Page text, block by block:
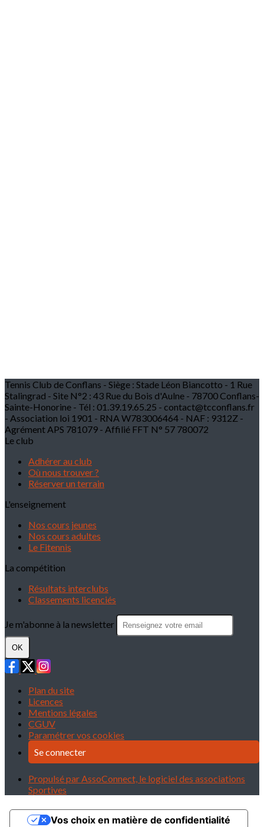
Tennis Club de Conflans - Siège : Stade Léon Biancotto - 1 Rue
Stalingrad - Site N°2 : 43 Rue du Bois d'Aulne - 78700 Conflans-
Sainte-Honorine - Tél : 01.39.19.65.25 - contact@tcconflans.fr
- Association loi 1901 - RNA W783006464 - NAF : 9312Z -
Agrément APS 781079 - Affilié FFT N° 57 780072
Le club
Adhérer au club
Où nous trouver ?
Réserver un terrain
L'enseignement
Nos cours jeunes
Nos cours adultes
Le Fitennis
La compétition
Résultats interclubs
Classements licenciés
Je m'abonne à la newsletter
OK
Plan du site
Licences
Mentions légales
CGUV
Paramétrer vos cookies
Se connecter
Propulsé par AssoConnect, le logiciel des associations
Sportives
Vos choix en matière de confidentialité